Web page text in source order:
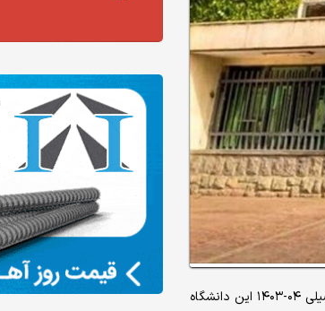
بر اساس اعلام معاونت آموزشی و تحصیلات تکمیلی دانشگاه صنعتی شریف، امتحانات نهایی نیم‌سال دوم سال تحصیلی ۰۴-۱۴۰۳ این دانشگاه